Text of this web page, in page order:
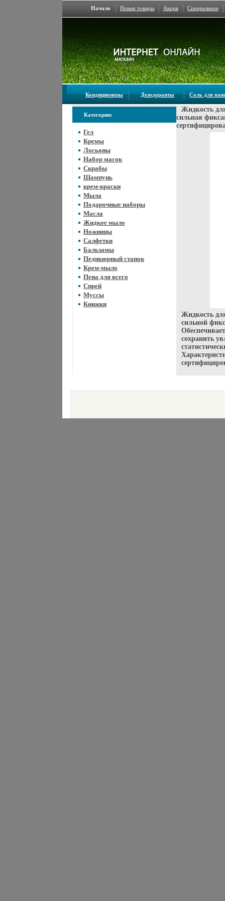
Начало Новые товары Акция Специальное
Кондиционеры Дезодоранты Соль для
Категории:
Гел
Кремы
Лосьоны
Набор масок
Скрабы
Шампунь
крем-краски
Мыла
Подарочные наборы
Масла
Жидкое мыло
Ножницы
Салфетки
Бальзамы
Педикюрный станок
Крем-мыло
Пена для всего
Спрей
Муссы
Книжки
Жидкость
сильная
Жидкость
сильной
сохранить